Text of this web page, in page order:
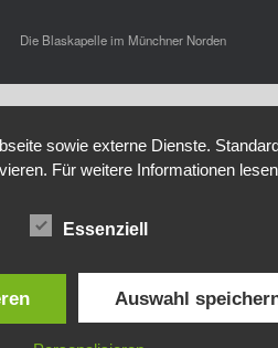
Die Blaskapelle im Münchner Norden
sowie externe Dienste.
Für weitere Informationen
Essenziell
Auswahl